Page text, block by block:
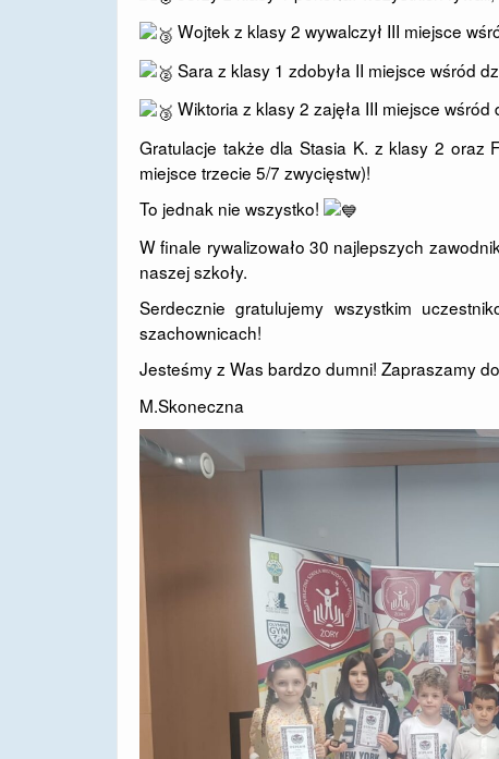
Wojtek z klasy 2 wywalczył III miejsce
Sara z klasy 1 zdobyła II miejsce wśród
Wiktoria z klasy 2 zajęła III miejsce wśród
Gratulacje także dla Stasia K. z klasy 2 oraz
miejsce trzecie 5/7 zwycięstw)!
To jednak nie wszystko!
W finale rywalizowało 30 najlepszych
naszej szkoły.
Serdecznie gratulujemy wszystkim
szachownicach!
Jesteśmy z Was bardzo dumni! Zapraszamy
M.Skoneczna